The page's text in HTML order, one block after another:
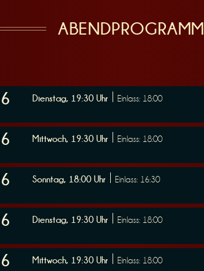
ABENDPROGRAMM
Dienstag, 19:30 Uhr Einlass: 18:00
Mittwoch, 19:30 Uhr Einlass: 18:00
Sonntag, 18:00 Uhr Einlass: 16:30
Dienstag, 19:30 Uhr Einlass: 18:00
Mittwoch, 19:30 Uhr Einlass: 18:00